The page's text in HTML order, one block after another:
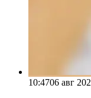
10:4706 авг